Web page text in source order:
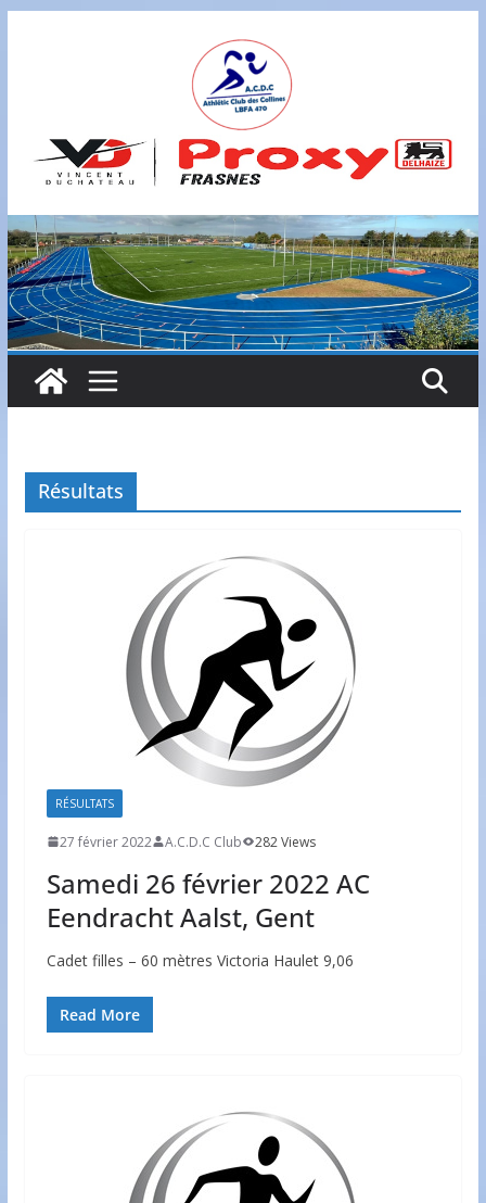
A
S
B
,
L
B
F
A
7
Résultats
RÉSULTATS
27 février 2022 A.C.D.C Club 282 Views
Samedi 26 février 2022 AC
Eendracht Aalst, Gent
Cadet filles – 60 mètres Victoria Haulet 9,06
Read More